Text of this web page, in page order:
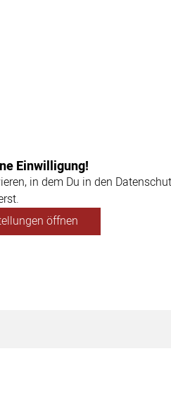
Einwilligung!
in dem Du in den
öffnen